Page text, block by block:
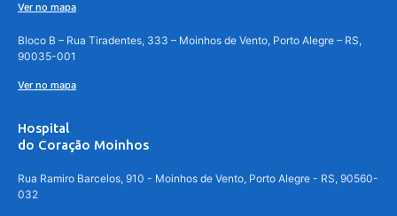
Ver no mapa
Bloco B – Rua Tiradentes, 333 – Moinhos de Vento, Porto Alegre – RS,
90035-001
Ver no mapa
Hospital
do Coração Moinhos
Rua Ramiro Barcelos, 910 - Moinhos de Vento, Porto Alegre - RS, 90560-
032